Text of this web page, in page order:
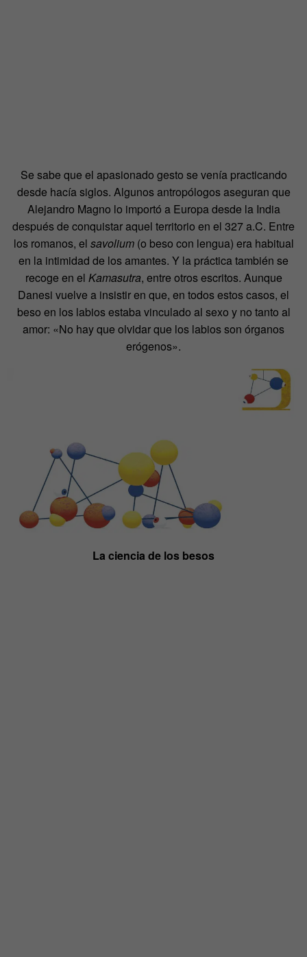
Se sabe que el apasionado gesto se venía practicando
desde hacía siglos. Algunos antropólogos aseguran que
Alejandro Magno lo importó a Europa desde la India
después de conquistar aquel territorio en el 327 a.C. Entre
los romanos, el savolium(o beso con lengua) era habitual
en la intimidad de los amantes. Y la práctica también se
recoge en el Kamasutra, entre otros escritos. Aunque
Danesi vuelve a insistir en que, en todos estos casos, el
beso en los labios estaba vinculado al sexo y no tanto al
amor: «No hay que olvidar que los labios son órganos
erógenos».
La ciencia de los besos